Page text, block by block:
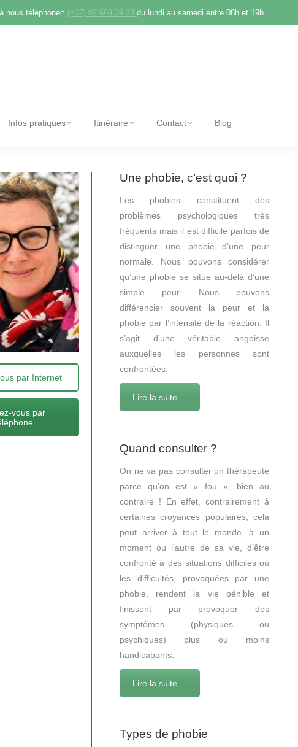
nous téléphoner: (+32) 02 669 39 23 du lundi au samedi entre 08h et 19h.
Infos pratiques Itinéraire Contact Blog
par Internet
vous par
Une phobie, c’est quoi ?
Les phobies constituent des
problèmes psychologiques très
fréquents mais il est difficile parfois de
distinguer une phobie d’une peur
normale. Nous pouvons considérer
qu’une phobie se situe au-delà d’une
simple peur. Nous pouvons
différencier souvent la peur et la
phobie par l’intensité de la réaction. Il
s’agit d’une véritable angoisse
auxquelles les personnes sont
confrontées.
Lire la suite ...
Quand consulter ?
On ne va pas consulter un thérapeute
parce qu’on est « fou », bien au
contraire ! En effet, contrairement à
certaines croyances populaires, cela
peut arriver à tout le monde, à un
moment ou l’autre de sa vie, d’être
confronté à des situations difficiles où
les difficultés, provoquées par une
phobie, rendent la vie pénible et
finissent par provoquer des
symptômes (physiques ou
psychiques) plus ou moins
handicapants.
Lire la suite ...
Types de phobie